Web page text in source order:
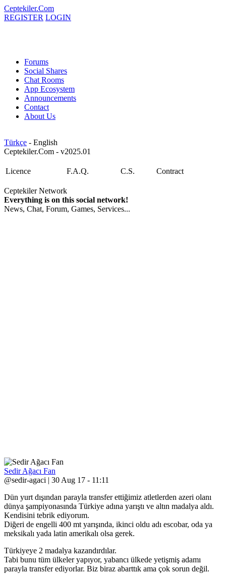
Ceptekiler.Com
REGISTER LOGIN
Forums
Social Shares
Chat Rooms
App Ecosystem
Announcements
Contact
About Us
Türkçe - English
Ceptekiler.Com - v2025.01
Licence F.A.Q. C.S. Contract
Ceptekiler Network
Everything is on this social network!
News, Chat, Forum, Games, Services...
Sedir Ağacı Fan
@sedir-agaci | 30 Aug 17 - 11:11
Dün yurt dışından parayla transfer ettiğimiz atletlerden azeri olanı
dünya şampiyonasında Türkiye adına yarıştı ve altın madalya aldı.
Kendisini tebrik ediyorum.
Diğeri de engelli 400 mt yarışında, ikinci oldu adı escobar, oda ya
meksikalı yada latin amerikalı olsa gerek.
Türkiyeye 2 madalya kazandırdılar.
Tabi bunu tüm ülkeler yapıyor, yabancı ülkede yetişmiş adamı
parayla transfer ediyorlar. Biz biraz abarttık ama çok sorun değil.